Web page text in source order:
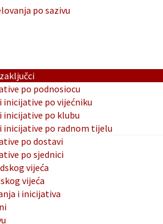
po sazivu
po podnosiocu
inicijative po vijećniku
inicijative po klubu
inicijative po radnom tijelu
po dostavi
po sjednici
vijeća
vijeća
i inicijativa